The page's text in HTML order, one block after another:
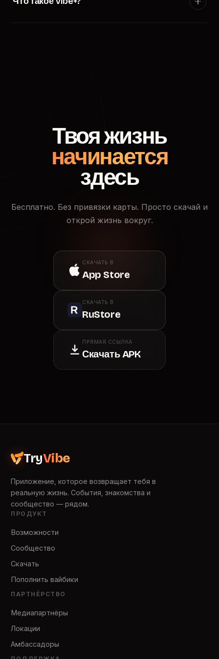
Твоя жизнь
начинается
здесь
Бесплатно. Без привязки карты. Просто скачай и
открой жизнь вокруг.
СКАЧАТЬ В
App Store
СКАЧАТЬ В
RuStore
ПРЯМАЯ ССЫЛКА
Скачать APK
TryVibe
Приложение, которое возвращает тебя в
реальную жизнь. События, знакомства и
сообщество — рядом.
ПРОДУКТ
Возможности
Сообщество
Скачать
Пополнить вайбики
ПАРТНЁРСТВО
Медиапартнёры
Локации
Амбассадоры